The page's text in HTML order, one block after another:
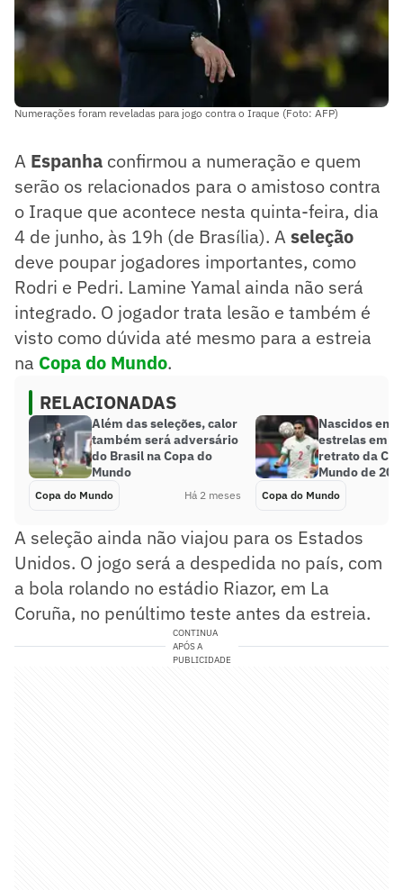
Numerações foram reveladas para jogo contra o Iraque (Foto: AFP)
A Espanha confirmou a numeração e quem
serão os relacionados para o amistoso contra
o Iraque que acontece nesta quinta-feira, dia
4 de junho, às 19h (de Brasília). Aseleção
deve poupar jogadores importantes, como
Rodri e Pedri. Lamine Yamal ainda não será
integrado. O jogador trata lesão e também é
visto como dúvida até mesmo para a estreia
na Copa do Mundo.
RELACIONADAS
Além das seleções, calor
também será adversário
do Brasil na Copa do
Mundo
Copa do Mundo Há 2 meses
Nascidos em
estrelas em
retrato da
Mundo de
Copa do Mundo
A seleção ainda não viajou para os Estados
Unidos. O jogo será a despedida no país, com
a bola rolando no estádio Riazor, em La
Coruña, no penúltimo teste antes da estreia.
CONTINUA
APÓS A
PUBLICIDADE